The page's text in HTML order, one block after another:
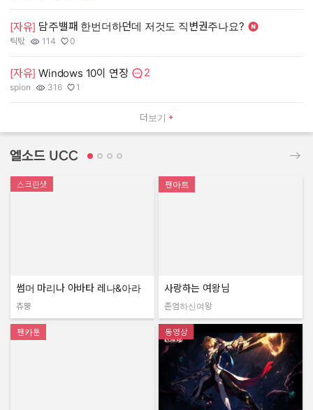
더보기
[자유] 담주밸패 한번더하던데 저것도 직변권주나요?
작성자:
틱탃
조회수:
114
추천수:
0
[자유] Windows 10이 연장 댓글수:
2
작성자:
spion
조회수:
316
추천수:
1
엘소드 UCC
스크린샷
썸머 마리나 아바타 레나&아라
작성자:
츄뿡
팬아트
사랑하는 여왕님
작성자:
존엄하신여왕
팬카툰 동영상